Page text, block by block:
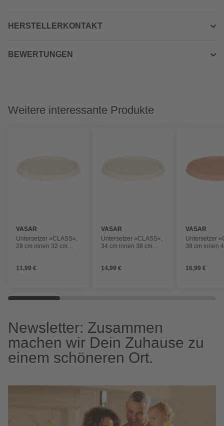
HERSTELLERKONTAKT
BEWERTUNGEN
Weitere interessante Produkte
VASAR
Untersetzer »CLASS«,
28 cm innen 32 cm
11,99 €
VASAR
Untersetzer »CLASS«,
34 cm innen 38 cm
14,99 €
VASAR
Untersetzer
38 cm innen
16,99 €
Newsletter: Zusammen
machen wir Dein Zuhause zu
einem schöneren Ort.